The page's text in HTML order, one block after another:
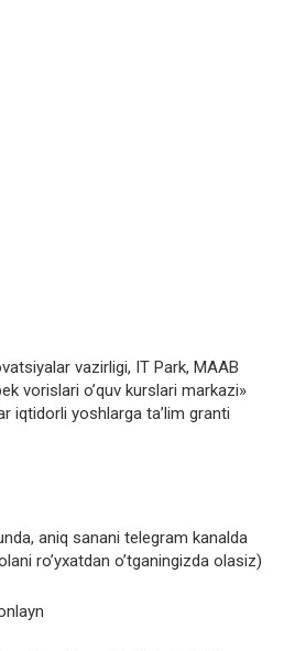
vazirligi, IT Park, MAAB
vorislari o’quv kurslari markazi»
iqtidorli yoshlarga ta’lim granti
aniq sanani telegram kanalda
ro’yxatdan o’tganingizda olasiz)